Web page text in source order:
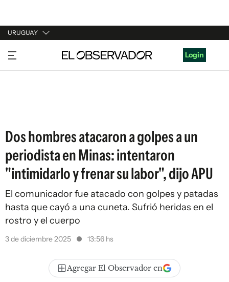
URUGUAY
URUGUAY
ARGENTINA
Login
Dos hombres atacaron a golpes a un
periodista en Minas: intentaron
"intimidarlo y frenar su labor", dijo APU
El comunicador fue atacado con golpes y patadas
hasta que cayó a una cuneta. Sufrió heridas en el
rostro y el cuerpo
3 de diciembre 2025 13:56 hs
Agregar El Observador en